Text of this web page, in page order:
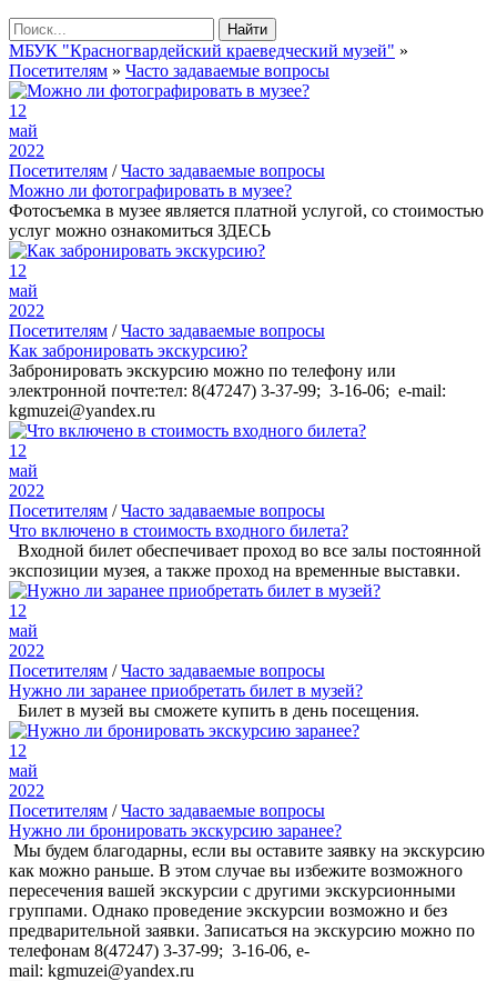
Найти
МБУК "Красногвардейский краеведческий музей" »
Посетителям » Часто задаваемые вопросы
12
май
2022
Посетителям /Часто задаваемые вопросы
Можно ли фотографировать в музее?
Фотосъемка в музее является платной услугой, со стоимостью
услуг можно ознакомиться ЗДЕСЬ
12
май
2022
Посетителям /Часто задаваемые вопросы
Как забронировать экскурсию?
Забронировать экскурсию можно по телефону или
электронной почте:тел: 8(47247) 3-37-99; 3-16-06; e-mail:
kgmuzei@yandex.ru
12
май
2022
Посетителям /Часто задаваемые вопросы
Что включено в стоимость входного билета?
Входной билет обеспечивает проход во все залы постоянной
экспозиции музея, а также проход на временные выставки.
12
май
2022
Посетителям /Часто задаваемые вопросы
Нужно ли заранее приобретать билет в музей?
Билет в музей вы сможете купить в день посещения.
12
май
2022
Посетителям /Часто задаваемые вопросы
Нужно ли бронировать экскурсию заранее?
Мы будем благодарны, если вы оставите заявку на экскурсию
как можно раньше. В этом случае вы избежите возможного
пересечения вашей экскурсии с другими экскурсионными
группами. Однако проведение экскурсии возможно и без
предварительной заявки. Записаться на экскурсию можно по
телефонам 8(47247) 3-37-99; 3-16-06, e-
mail: kgmuzei@yandex.ru